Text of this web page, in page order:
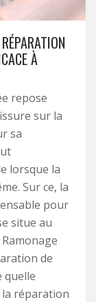
À
repose
sur la
sa
lorsque la
Sur ce, la
pour
situe au
de
quelle
réparation